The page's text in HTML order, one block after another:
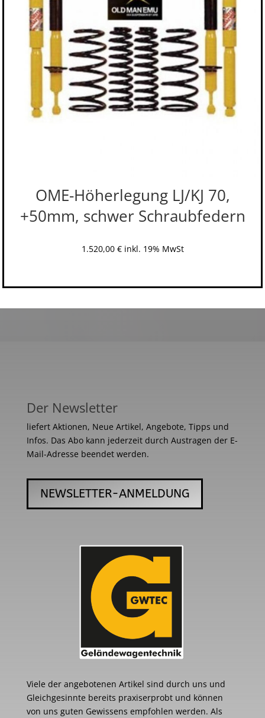
OME-Höherlegung LJ/KJ 70,
+50mm, schwer Schraubfedern
1.520,00 € inkl. 19% MwSt
Der Newsletter
liefert Aktionen, Neue Artikel, Angebote, Tipps und
Infos. Das Abo kann jederzeit durch Austragen der E-
Mail-Adresse beendet werden.
NEWSLETTER-ANMELDUNG
Viele der angebotenen Artikel sind durch uns und
Gleichgesinnte bereits praxiserprobt und können
von uns guten Gewissens empfohlen werden. Als